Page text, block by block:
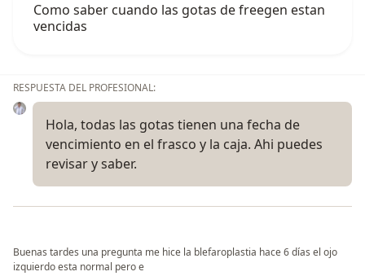
Como saber cuando las gotas de freegen estan
vencidas
RESPUESTA DEL PROFESIONAL:
Hola, todas las gotas tienen una fecha de
vencimiento en el frasco y la caja. Ahi puedes
revisar y saber.
Buenas tardes una pregunta me hice la blefaroplastia hace 6 días el ojo
izquierdo esta normal pero e